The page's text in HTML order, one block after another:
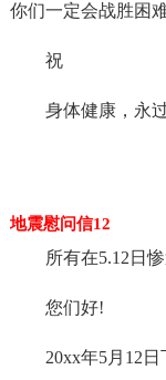
你们一定会战胜困
祝
身体健康，永
地震慰问信12
所有在5.12日
您们好!
20xx年5月12